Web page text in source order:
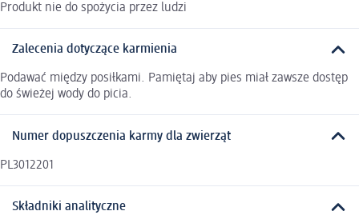
Produkt nie do spożycia przez ludzi
Zalecenia dotyczące karmienia
Podawać między posiłkami. Pamiętaj aby pies miał zawsze dostęp
do świeżej wody do picia.
Numer dopuszczenia karmy dla zwierząt
PL3012201
Składniki analityczne